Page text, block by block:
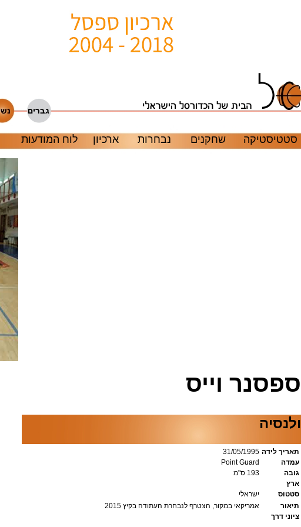
סטטיסטיקה שחקנים נבחרות ארכיון לוח המודעות
ספסנר וייס
ולנסיה
תאריך לידה 31/05/1995
עמדה
Point Guard
גובה
193 ס"מ
ארץ
סטטוס
ישראלי
תיאור
אמריקאי במקור, הצטרף לנבחרת העתודה בקיץ 2015
ציוני דרך